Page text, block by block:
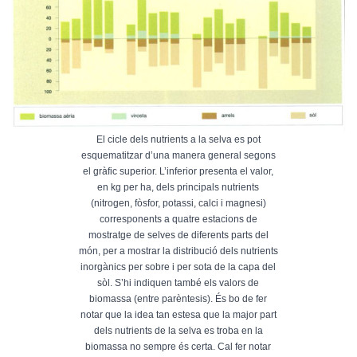
El cicle dels nutrients a la selva es pot
esquematitzar d’una manera general segons
el gràfic superior. L’inferior presenta el valor,
en kg per ha, dels principals nutrients
(nitrogen, fòsfor, potassi, calci i magnesi)
corresponents a quatre estacions de
mostratge de selves de diferents parts del
món, per a mostrar la distribució dels nutrients
inorgànics per sobre i per sota de la capa del
sòl. S’hi indiquen també els valors de
biomassa (entre parèntesis). És bo de fer
notar que la idea tan estesa que la major part
dels nutrients de la selva es troba en la
biomassa no sempre és certa. Cal fer notar